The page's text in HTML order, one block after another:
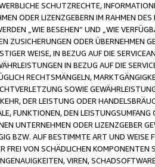
SCHUTZRECHTE,
ODER LIZENZGEBERN IM RAHMEN
„WIE BESEHEN“ UND „WIE
ZUSICHERUNGEN ODER ÜBERNEHMEN
WEISE, IN BEZUG AUF DIE
IN BEZUG AUF DIE
RECHTSMÄNGELN,
SOWIE
DER LEISTUNG ODER
FUNKTIONEN, DEN
UNTERNEHMEN ODER LIZENZGEBER
BZW. AUF BESTIMMTE ART UND
FREI VON SCHÄDLICHEN
VIREN,